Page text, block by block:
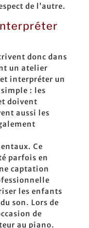
de l’autre.
donc dans
un atelier
interpréter un
: les
doivent
aussi les
Ce
parfois en
captation
les enfants
son. Lors de
de
au piano.